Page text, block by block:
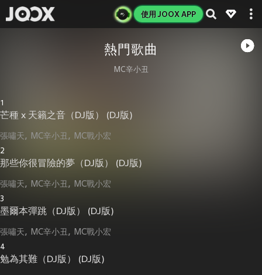
使用 JOOX APP
熱門歌曲
MC辛小丑
1
芒種 x 天籟之音（DJ版） (DJ版)
張嘯天 MC辛小丑 MC戰小宏
2
那些你很冒險的夢（DJ版） (DJ版)
張嘯天 MC辛小丑 MC戰小宏
3
墨爾本彈跳（DJ版） (DJ版)
張嘯天 MC辛小丑 MC戰小宏
4
勉為其難（DJ版） (DJ版)